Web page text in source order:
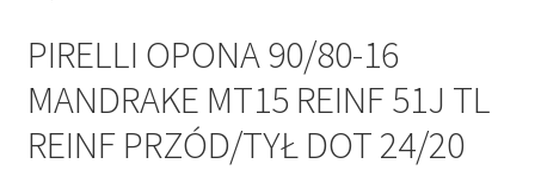
PIRELLI OPONA 90/80-16
MANDRAKE MT15 REINF 51J TL
REINF PRZÓD/TYŁ DOT 24/20